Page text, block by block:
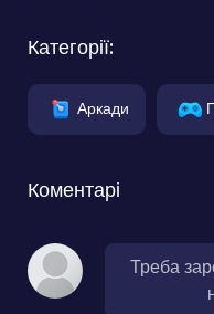
Категорії:
Аркади
Коментарі
Треба